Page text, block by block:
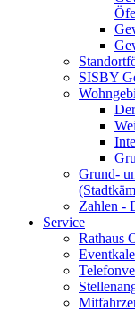
SISBY
Grund-
Zahlen -
Service
Rathaus